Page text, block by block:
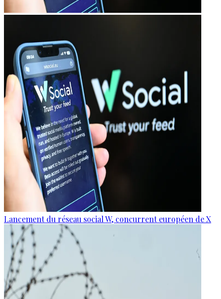
Lancement du réseau social W, concurrent européen de X